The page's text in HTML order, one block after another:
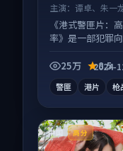
主演： 谭卓、朱一
《港式警匪片：
率》是一部犯罪
层推进，尾声常
25万 8.5
2024-
警匪 港片 枪
中国 高分